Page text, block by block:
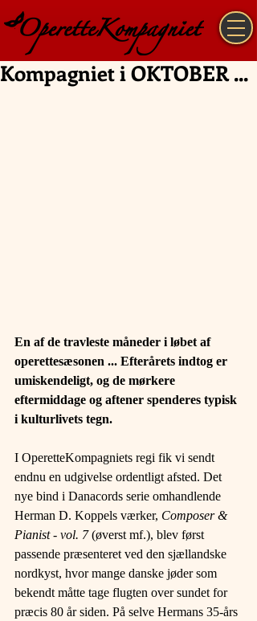
Kompagniet i OKTOBER ...
En af de travleste måneder i løbet af
operettesæsonen ... Efterårets indtog er
umiskendeligt, og de mørkere
eftermiddage og aftener spenderes typisk
i kulturlivets tegn.
I OperetteKompagniets regi fik vi sendt
endnu en udgivelse ordentligt afsted. Det
nye bind i Danacords serie omhandlende
Herman D. Koppels værker, Composer &
Pianist - vol. 7 (øverst mf.), blev først
passende præsenteret ved den sjællandske
nordkyst, hvor mange danske jøder som
bekendt måtte tage flugten over sundet for
præcis 80 år siden. På selve Hermans 35-års